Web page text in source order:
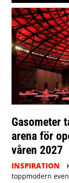
Gasometer
arena för
våren 2027
INSPIRATION
toppmodern